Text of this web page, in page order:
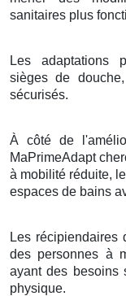
sanitaires plus
Les adaptations
sièges de
sécurisés.
À côté de
MaPrimeAdapt
à mobilité réduite,
espaces de bains
Les récipiendaires
des personnes à
ayant des besoins
physique.